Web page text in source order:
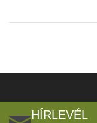
HÍRLEVÉL